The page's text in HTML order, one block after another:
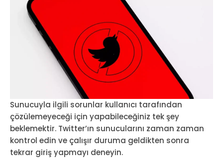
Sunucuyla ilgili sorunlar kullanıcı tarafından
çözülemeyeceği için yapabileceğiniz tek şey
beklemektir. Twitter’ın sunucularını zaman zaman
kontrol edin ve çalışır duruma geldikten sonra
tekrar giriş yapmayı deneyin.